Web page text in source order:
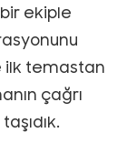
ekiple
ilk temastan
çağrı